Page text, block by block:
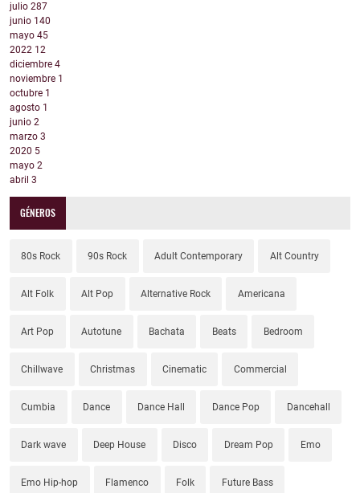
julio 287
junio 140
mayo 45
2022 12
diciembre 4
noviembre 1
octubre 1
agosto 1
junio 2
marzo 3
2020 5
mayo 2
abril 3
GÉNEROS
80s Rock 90s Rock Adult Contemporary Alt Country
Alt Folk Alt Pop Alternative Rock Americana
Art Pop Autotune Bachata Beats Bedroom
Chillwave Christmas Cinematic Commercial
Cumbia Dance Dance Hall Dance Pop Dancehall
Dark wave Deep House Disco Dream Pop Emo
Emo Hip-hop Flamenco Folk Future Bass